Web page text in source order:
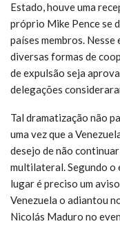
Estado, houve uma
próprio Mike Pence se
países membros.
diversas formas de
de expulsão seja
delegações
Tal dramatização não
uma vez que a
desejo de não
multilateral. Segundo o
lugar é preciso um
Venezuela o adiantou
Nicolás Maduro no